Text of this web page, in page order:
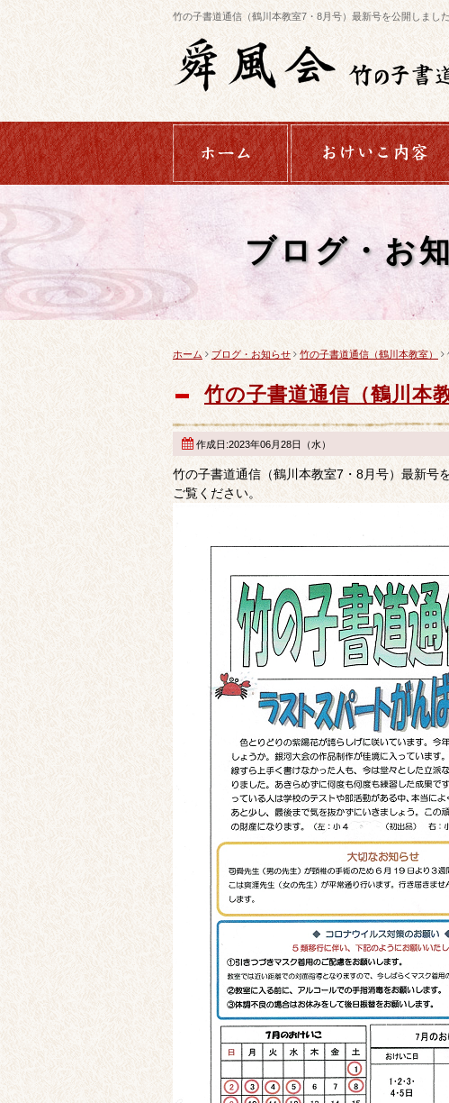
竹の子書道通信（鶴川本教室7・8月号）最新号を公開しまし
ブログ・お
ホーム ブログ・お知らせ 竹の子書道通信（鶴川本教室）
竹の子書道通信（鶴川本
作成日:2023年06月28日（水）
竹の子書道通信（鶴川本教室7・8月号）最新号
ご覧ください。